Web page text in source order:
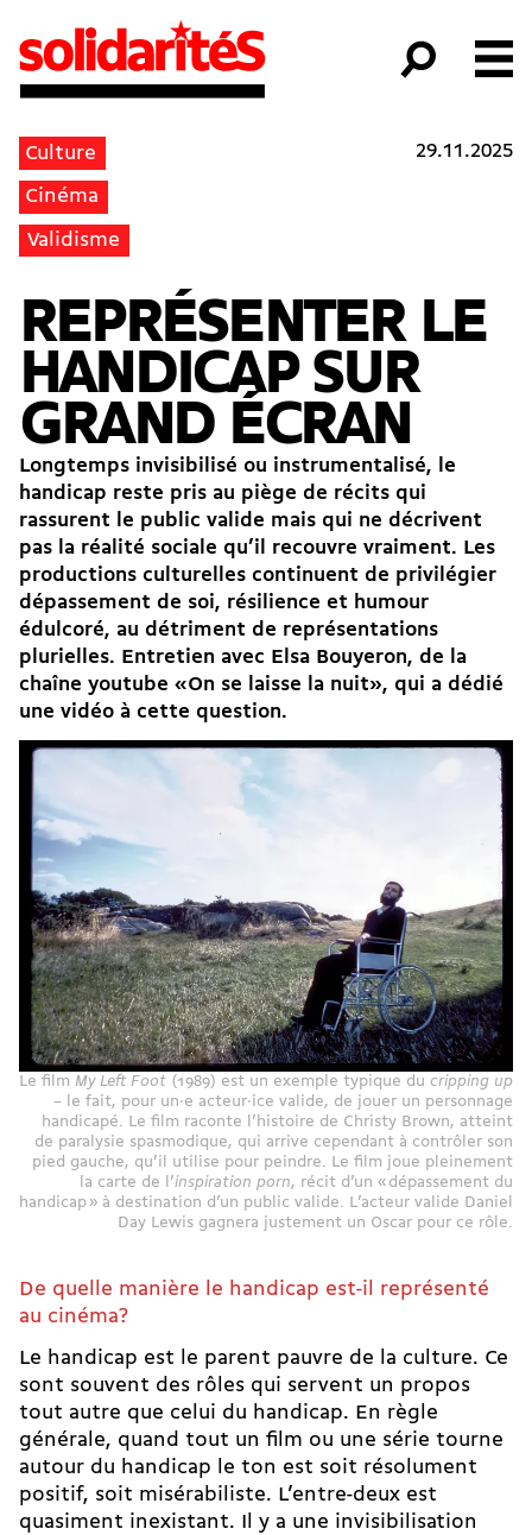
Culture
Cinéma
Validisme
29.11.2025
REPRÉSENTER LE
HANDICAP SUR
GRAND ÉCRAN
Longtemps invisibilisé ou instrumentalisé, le
handicap reste pris au piège de récits qui
rassurent le public valide mais qui ne décrivent
pas la réalité sociale qu’il recouvre vraiment. Les
productions culturelles continuent de privilégier
dépassement de soi, résilience et humour
édulcoré, au détriment de représentations
plurielles. Entretien avec Elsa Bouyeron, de la
chaîne youtube «On se laisse la nuit», qui a dédié
une vidéo à cette question.
Le film My Left Foot (1989) est un exemple typique du cripping up
– le fait, pour un·e acteur·ice valide, de jouer un personnage
handicapé. Le film raconte l’histoire de Christy Brown, atteint
de paralysie spasmodique, qui arrive cependant à contrôler son
pied gauche, qu’il utilise pour peindre. Le film joue pleinement
la carte de l’inspiration porn, récit d’un « dépassement du
handicap » à destination d’un public valide. L’acteur valide Daniel
Day Lewis gagnera justement un Oscar pour ce rôle.
De quelle manière le handicap est-il représenté
au cinéma?
Le handicap est le parent pauvre de la culture. Ce
sont souvent des rôles qui servent un propos
tout autre que celui du handicap. En règle
générale, quand tout un film ou une série tourne
autour du handicap le ton est soit résolument
positif, soit misérabiliste. L’entre-deux est
quasiment inexistant. Il y a une invisibilisation